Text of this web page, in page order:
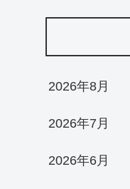
2026年8月
2026年7月
2026年6月